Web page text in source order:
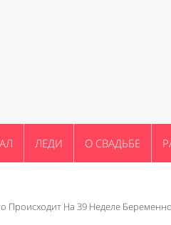
ЛЕДИ О СВАДЬБЕ
Происходит На 39 Неделе